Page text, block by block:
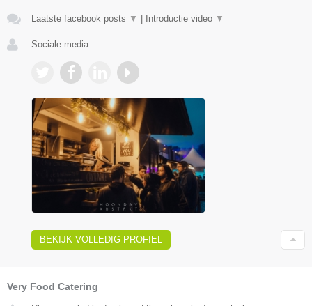
Laatste facebook posts ▼ Introductie video ▼
Sociale media:
BEKIJK VOLLEDIG PROFIEL
Very Food Catering